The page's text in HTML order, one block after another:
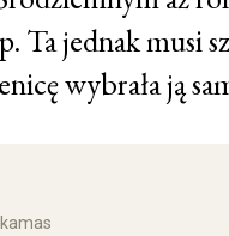
Ta jednak musi
wybrała ją